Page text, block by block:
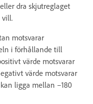
dra skjutreglaget
vill.
motsvarar
i förhållande till
värde motsvarar
värde motsvarar
ligga mellan –180